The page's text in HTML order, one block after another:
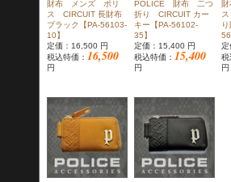
財布 メンズ ポリ
ス CIRCUIT 長財布
ブラック【PA-56103-
10】
定価：16,500 円
税込特価： 16,500
円
POLICE 財布 二つ
折り CIRCUIT カー
キー【PA-56102-
35】
定価：15,400 円
税込特価： 15,400
円
定
税
円